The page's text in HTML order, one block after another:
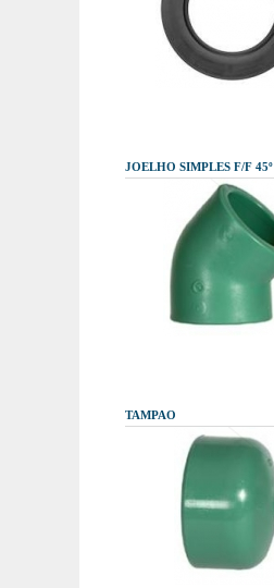
JOELHO SIMPLES F/F 45º
TAMPAO